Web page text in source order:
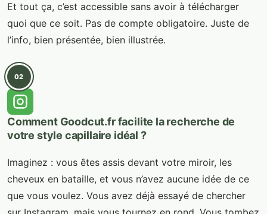
Et tout ça, c’est accessible sans avoir à télécharger
quoi que ce soit. Pas de compte obligatoire. Juste de
l’info, bien présentée, bien illustrée.
02
Comment Goodcut.fr facilite la recherche de
votre style capillaire idéal ?
Imaginez : vous êtes assis devant votre miroir, les
cheveux en bataille, et vous n’avez aucune idée de ce
que vous voulez. Vous avez déjà essayé de chercher